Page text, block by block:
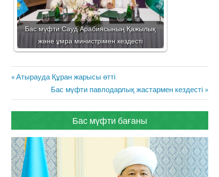
Бас мүфти Сауд Арабиясының Қажылық
және ұмра министрімен кездесті
Жазба
навигациясы
Previous
Атырауда Құран жарысы өтті
Next
Post:
Бас мүфти павлодарлық жастармен кездесті
Бас мүфти бағаны